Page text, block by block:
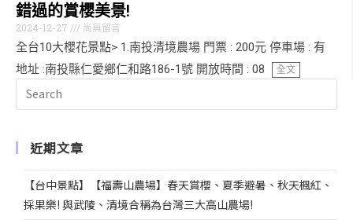
錯過的賞櫻美景!
2024-12-27 尚無留言
全台10大櫻花景點> 1.南投清境農場 門票 : 200元 停車場 : 有
地址 :南投縣仁愛鄉仁和路186-1號 開放時間 : 08
全文
近期文章
【台中景點】【福壽山農場】春天賞櫻、夏季避暑、秋天楓紅、
採果樂! 與武陵、清境合稱為台灣三大高山農場!